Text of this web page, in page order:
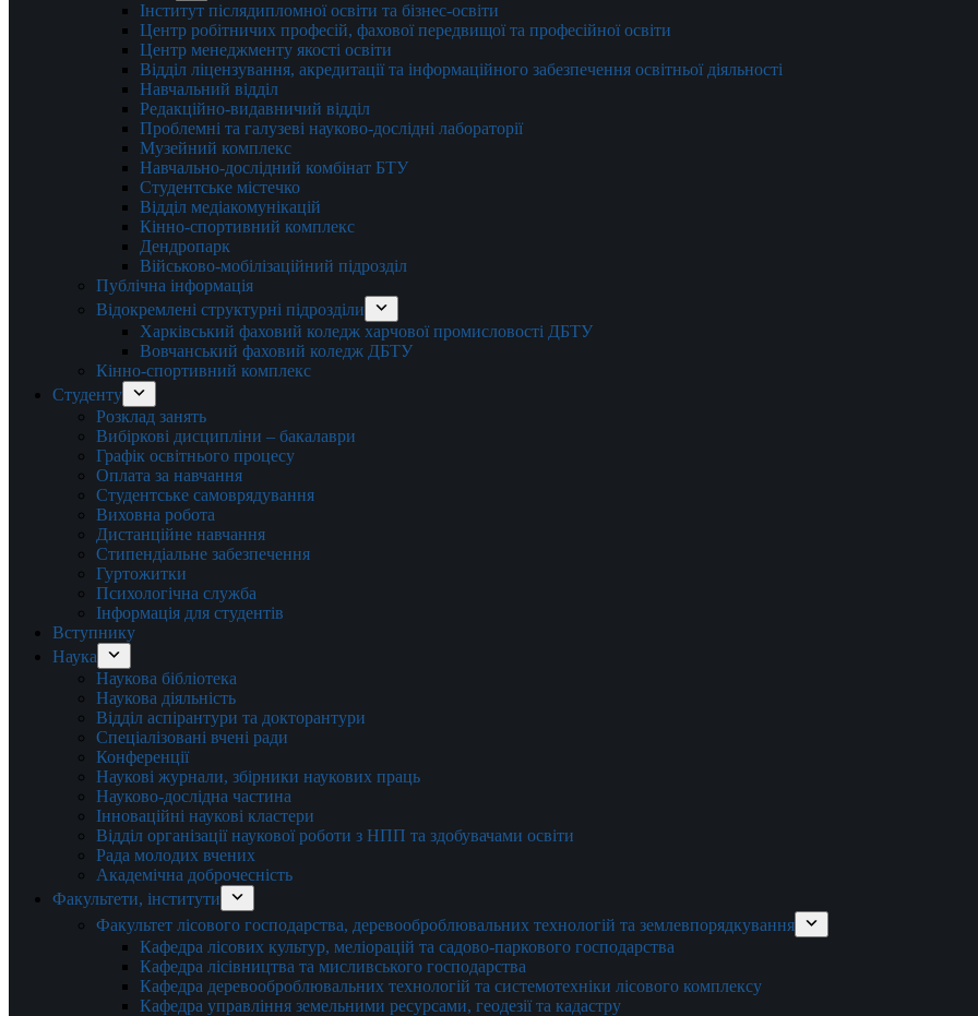
Інститут післядипломної освіти та бізнес-освіти
Центр робітничих професій, фахової передвищої та професійної освіти
Центр менеджменту якості освіти
Відділ ліцензування, акредитації та інформаційного забезпечення освітньої діяльності
Навчальний відділ
Редакційно-видавничий відділ
Проблемні та галузеві науково-дослідні лабораторії
Музейний комплекс
Навчально-дослідний комбінат БТУ
Студентське містечко
Відділ медіакомунікацій
Кінно-спортивний комплекс
Дендропарк
Військово-мобілізаційний підрозділ
Публічна інформація
Відокремлені структурні підрозділи
Харківський фаховий коледж харчової промисловості ДБТУ
Вовчанський фаховий коледж ДБТУ
Кінно-спортивний комплекс
Студенту
Розклад занять
Вибіркові дисципліни – бакалаври
Графік освітнього процесу
Оплата за навчання
Студентське самоврядування
Виховна робота
Дистанційне навчання
Стипендіальне забезпечення
Гуртожитки
Психологічна служба
Інформація для студентів
Вступнику
Наука
Наукова бібліотека
Наукова діяльність
Відділ аспірантури та докторантури
Спеціалізовані вчені ради
Конференції
Наукові журнали, збірники наукових праць
Науково-дослідна частина
Інноваційні наукові кластери
Відділ організації наукової роботи з НПП та здобувачами освіти
Рада молодих вчених
Академічна доброчесність
Факультети, інститути
Факультет лісового господарства, деревооброблювальних технологій та землевпорядкування
Кафедра лісових культур, меліорацій та садово-паркового господарства
Кафедра лісівництва та мисливського господарства
Кафедра деревооброблювальних технологій та системотехніки лісового комплексу
Кафедра управління земельними ресурсами, геодезії та кадастру